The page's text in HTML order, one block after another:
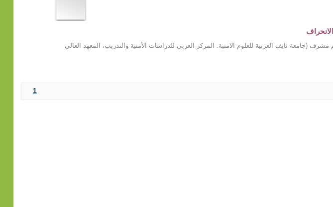
مشرف (جامعة نايف العربية للعلوم الامنية. المركز العربي للدراسات الأمنية والتدريب، المعهد العالي
1